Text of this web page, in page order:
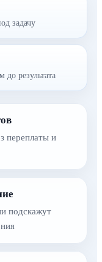
задачу
результата
переплаты и
подскажут